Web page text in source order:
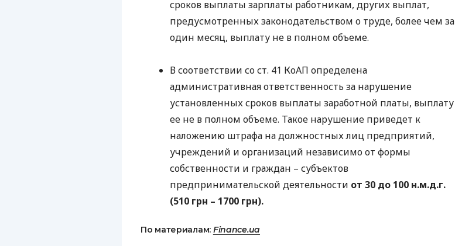
сроков выплаты зарплаты работникам, других выплат,
предусмотренных законодательством о труде, более чем за
один месяц, выплату не в полном объеме.
В соответствии со ст. 41 КоАП определена
административная ответственность за нарушение
установленных сроков выплаты заработной платы, выплату
ее не в полном объеме. Такое нарушение приведет к
наложению штрафа на должностных лиц предприятий,
учреждений и организаций независимо от формы
собственности и граждан – субъектов
предпринимательской деятельности от 30 до 100 н.м.д.г.
(510 грн – 1700 грн).
По материалам: Finance.ua